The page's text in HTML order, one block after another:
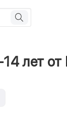
лет от